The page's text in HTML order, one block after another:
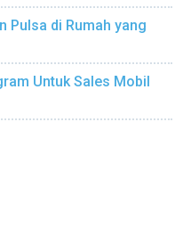
Pulsa di Rumah yang
Untuk Sales Mobil